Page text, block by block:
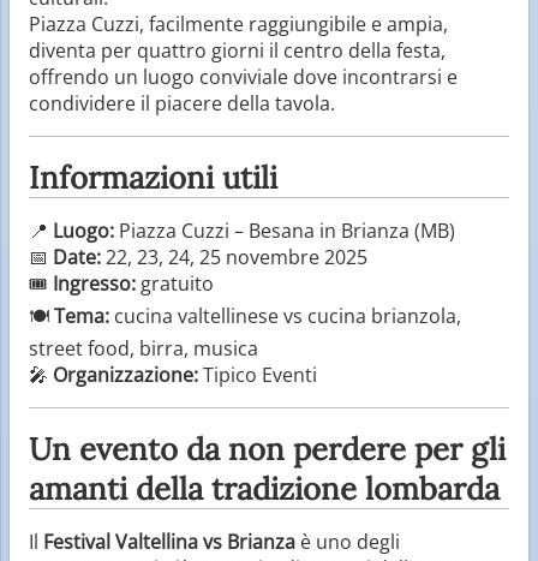
Piazza Cuzzi, facilmente raggiungibile e ampia,
diventa per quattro giorni il centro della festa,
offrendo un luogo conviviale dove incontrarsi e
condividere il piacere della tavola.
Informazioni utili
📍 Luogo: Piazza Cuzzi – Besana in Brianza (MB)
📅 Date:22, 23, 24, 25 novembre 2025
🎟 Ingresso: gratuito
🍽Tema: cucina valtellinese vs cucina brianzola,
street food, birra, musica
🎤 Organizzazione:Tipico Eventi
Un evento da non perdere per gli
amanti della tradizione lombarda
Il Festival Valtellina vs Brianza è uno degli